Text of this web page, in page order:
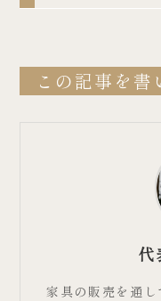
この記事を書
家具の販売を通